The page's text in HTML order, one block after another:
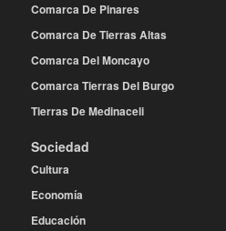
Comarca De Pinares
Comarca De Tierras Altas
Comarca Del Moncayo
Comarca Tierras Del Burgo
Tierras De Medinaceli
Sociedad
Cultura
Economía
Educación